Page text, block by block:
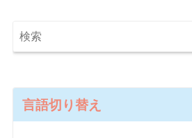
言語切り替え